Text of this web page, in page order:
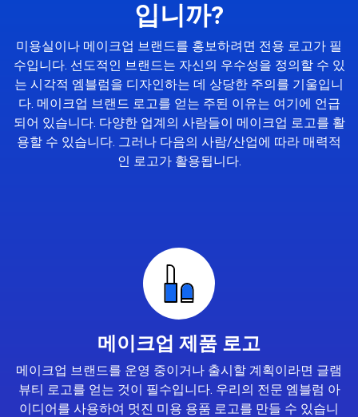
입니까?
미용실이나 메이크업 브랜드를 홍보하려면 전용 로고가 필
수입니다. 선도적인 브랜드는 자신의 우수성을 정의할 수 있
는 시각적 엠블럼을 디자인하는 데 상당한 주의를 기울입니
다. 메이크업 브랜드 로고를 얻는 주된 이유는 여기에 언급
되어 있습니다. 다양한 업계의 사람들이 메이크업 로고를 활
용할 수 있습니다. 그러나 다음의 사람/산업에 따라 매력적
인 로고가 활용됩니다.
메이크업 제품 로고
메이크업 브랜드를 운영 중이거나 출시할 계획이라면 글램
뷰티 로고를 얻는 것이 필수입니다. 우리의 전문 엠블럼 아
이디어를 사용하여 멋진 미용 용품 로고를 만들 수 있습니